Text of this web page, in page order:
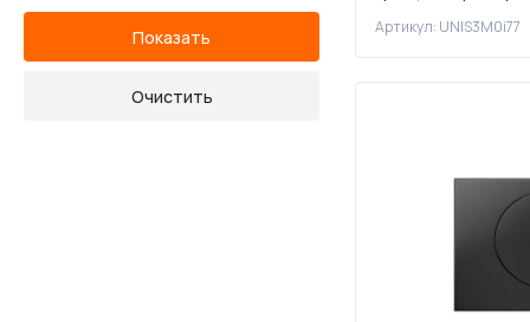
Хром матовый
Черный матовый
Артикул: UNIS3M0i77